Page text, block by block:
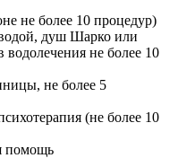
не более 10 процедур)
душ Шарко или
не более 10
не более 5
(не более 10
помощь